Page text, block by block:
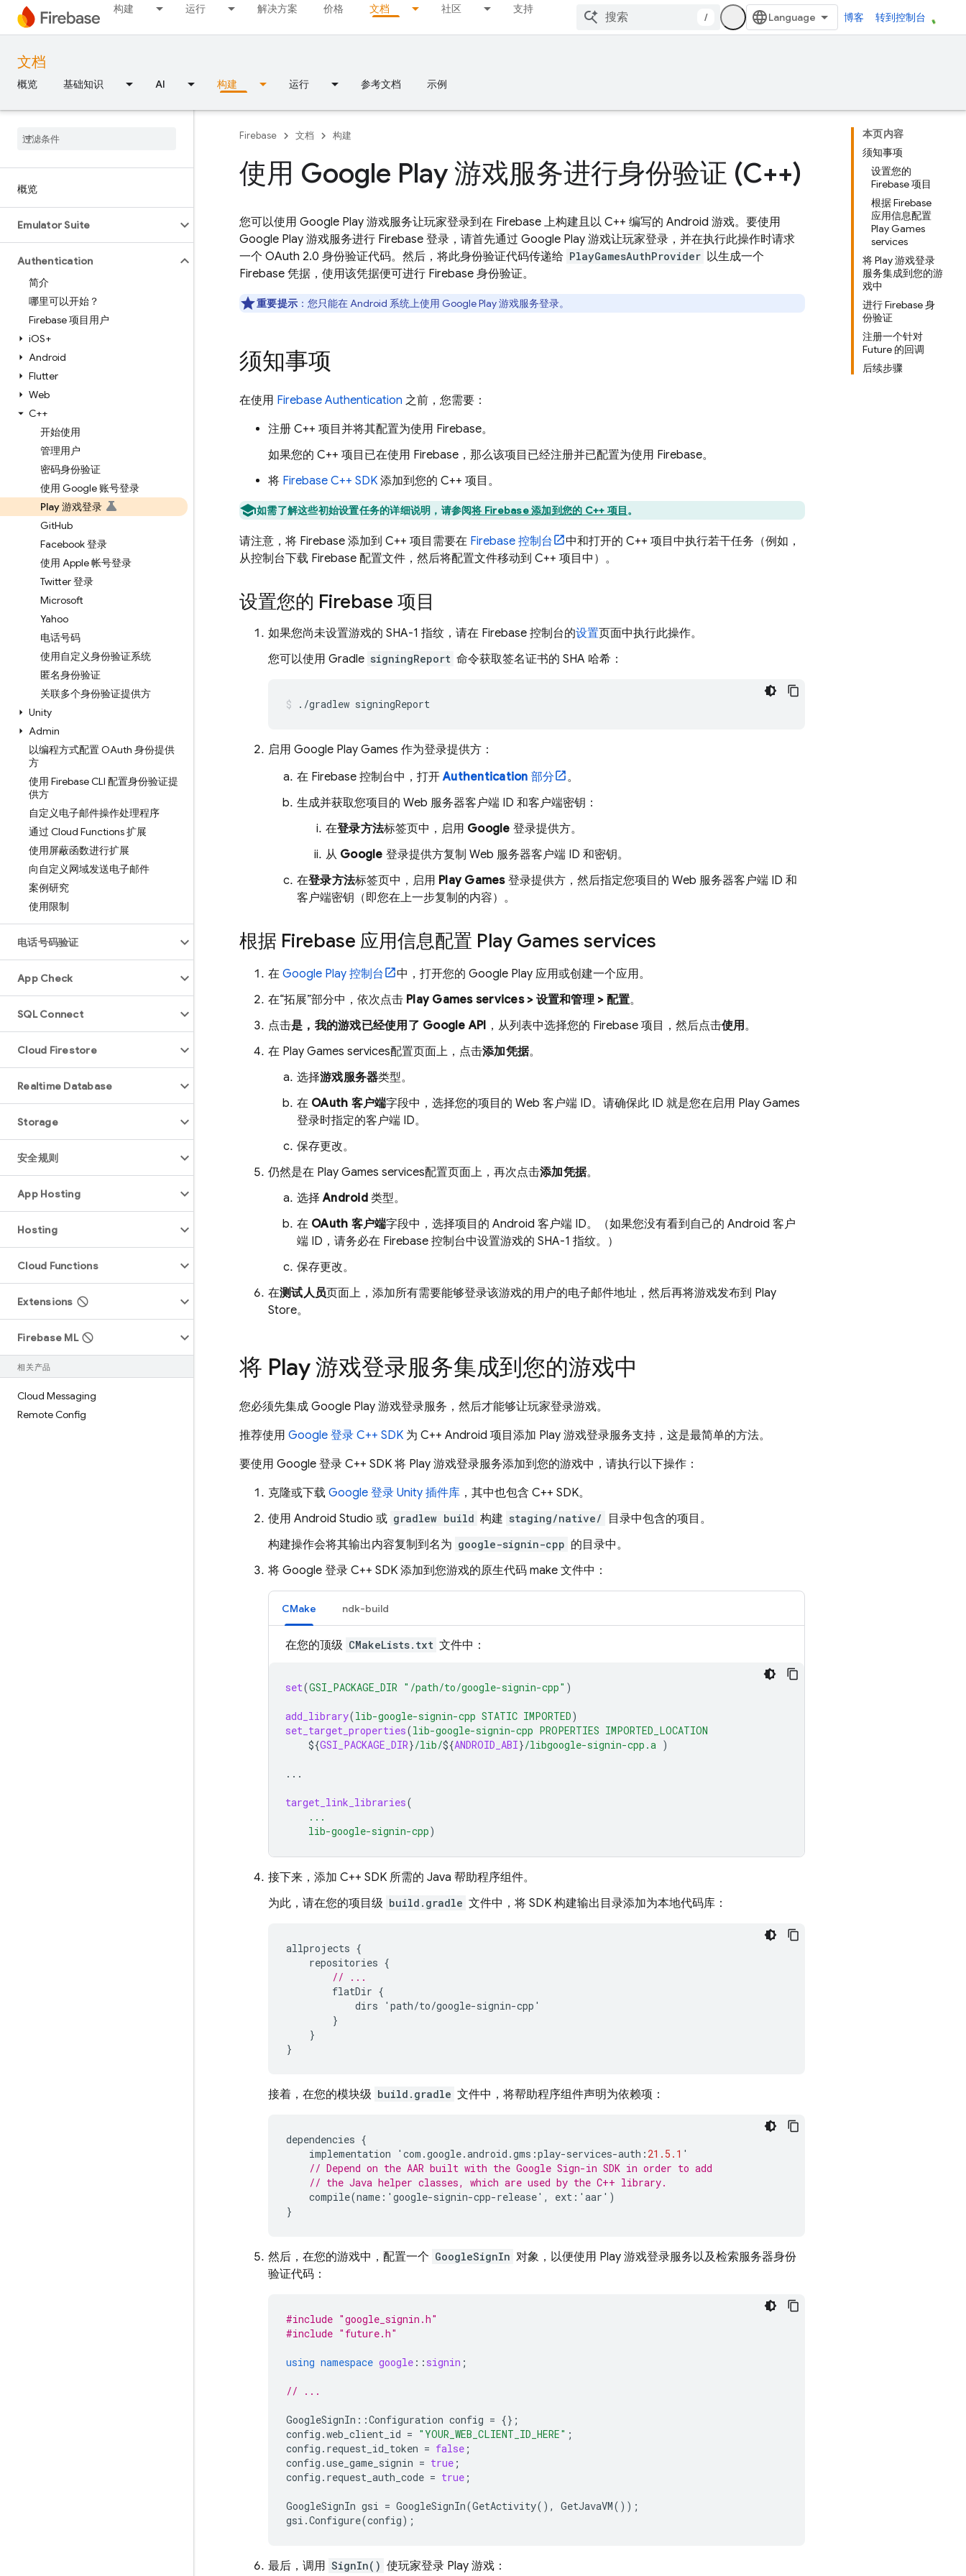
构建 运行 解决方案 价格 文档 社区 支持
/ 博客 转到控制台
文档
概览 基础知识 AI 构建 运行 参考文档 示例
概览
Emulator Suite
Authentication
简介
哪里可以开始？
Firebase 项目用户
iOS+
Android
Flutter
Web
C++
开始使用
管理用户
密码身份验证
使用 Google 账号登录
Play 游戏登录
GitHub
Facebook 登录
使用 Apple 帐号登录
Twitter 登录
Microsoft
Yahoo
电话号码
使用自定义身份验证系统
匿名身份验证
关联多个身份验证提供方
Unity
Admin
以编程方式配置 OAuth 身份提供
方
使用 Firebase CLI 配置身份验证提
供方
自定义电子邮件操作处理程序
通过 Cloud Functions 扩展
使用屏蔽函数进行扩展
向自定义网域发送电子邮件
案例研究
使用限制
电话号码验证
App Check
SQL Connect
Cloud Firestore
Realtime Database
Storage
安全规则
App Hosting
Hosting
Cloud Functions
Extensions
Firebase ML
相关产品
Cloud Messaging
Remote Config
本页内容
须知事项
设置您的
Firebase 项目
根据 Firebase
应用信息配置
Play Games
services
将 Play 游戏登录
服务集成到您的游
戏中
进行 Firebase 身
份验证
注册一个针对
Future 的回调
后续步骤
Firebase 文档 构建
使用 Google Play 游戏服务进行身份验证 (C++)
您可以使用 Google Play 游戏服务让玩家登录到在 Firebase 上构建且以 C++ 编写的 Android 游戏。要使用
Google Play 游戏服务进行 Firebase 登录，请首先通过 Google Play 游戏让玩家登录，并在执行此操作时请求
一个 OAuth 2.0 身份验证代码。然后，将此身份验证代码传递给 PlayGamesAuthProvider 以生成一个
Firebase 凭据，使用该凭据便可进行 Firebase 身份验证。
重要提示 ：您只能在 Android 系统上使用 Google Play 游戏服务登录。
须知事项
在使用 Firebase Authentication 之前，您需要：
注册 C++ 项目并将其配置为使用 Firebase。
如果您的 C++ 项目已在使用 Firebase，那么该项目已经注册并已配置为使用 Firebase。
将 Firebase C++ SDK 添加到您的 C++ 项目。
如需了解这些初始设置任务的详细说明，请参阅将 Firebase 添加到您的 C++ 项目。
请注意，将 Firebase 添加到 C++ 项目需要在 Firebase 控制台
中和打开的 C++ 项目中执行若干任务（例如，
从控制台下载 Firebase 配置文件，然后将配置文件移动到 C++ 项目中）。
设置您的 Firebase 项目
如果您尚未设置游戏的 SHA-1 指纹，请在 Firebase 控制台的设置页面中执行此操作。
您可以使用 Gradle signingReport 命令获取签名证书的 SHA 哈希：
./gradlew signingReport
启用 Google Play Games 作为登录提供方：
在 Firebase 控制台中，打开Authentication 部分
。
生成并获取您项目的 Web 服务器客户端 ID 和客户端密钥：
在登录方法标签页中，启用 Google 登录提供方。
从 Google 登录提供方复制 Web 服务器客户端 ID 和密钥。
在登录方法标签页中，启用 Play Games登录提供方，然后指定您项目的 Web 服务器客户端 ID 和
客户端密钥（即您在上一步复制的内容）。
根据 Firebase 应用信息配置 Play Games services
在 Google Play 控制台 中，打开您的 Google Play 应用或创建一个应用。
在“拓展”部分中，依次点击 Play Gamesservices> 设置和管理 > 配置。
点击是，我的游戏已经使用了 Google API ，从列表中选择您的 Firebase 项目，然后点击使用。
在 Play Games services配置页面上，点击添加凭据。
选择游戏服务器类型。
在 OAuth 客户端字段中，选择您的项目的 Web 客户端 ID。请确保此 ID 就是您在启用 Play Games
登录时指定的客户端 ID。
保存更改。
仍然是在 Play Games services配置页面上，再次点击添加凭据。
选择Android类型。
在 OAuth 客户端字段中，选择项目的 Android 客户端 ID。（如果您没有看到自己的 Android 客户
端 ID，请务必在 Firebase 控制台中设置游戏的 SHA-1 指纹。）
保存更改。
在测试人员页面上，添加所有需要能够登录该游戏的用户的电子邮件地址，然后再将游戏发布到 Play
Store。
将 Play 游戏登录服务集成到您的游戏中
您必须先集成 Google Play 游戏登录服务，然后才能够让玩家登录游戏。
推荐使用 Google 登录 C++ SDK 为 C++ Android 项目添加 Play 游戏登录服务支持，这是最简单的方法。
要使用 Google 登录 C++ SDK 将 Play 游戏登录服务添加到您的游戏中，请执行以下操作：
克隆或下载 Google 登录 Unity 插件库 ，其中也包含 C++ SDK。
使用 Android Studio 或 gradlew build 构建 staging/native/
目录中包含的项目。
构建操作会将其输出内容复制到名为 google-signin-cpp 的目录中。
将 Google 登录 C++ SDK 添加到您游戏的原生代码 make 文件中：
CMake ndk-build
在您的顶级 CMakeLists.txt 文件中：
set(GSI_PACKAGE_DIR "/path/to/google-signin-cpp" )
add_library(lib-google-signin-cpp STATIC IMPORTED)
set_target_properties(lib-google-signin-cpp PROPERTIES IMPORTED_LOCATION
${GSI_PACKAGE_DIR}/lib/${ANDROID_ABI}/libgoogle-signin-cpp.a )
...
target_link_libraries(
...
lib-google-signin-cpp)
接下来，添加 C++ SDK 所需的 Java 帮助程序组件。
为此，请在您的项目级 build.gradle 文件中，将 SDK 构建输出目录添加为本地代码库：
allprojects {
repositories {
// ...
flatDir {
dirs
' path/to/google-signin-cpp '
}
}
}
接着，在您的模块级 build.gradle 文件中，将帮助程序组件声明为依赖项：
dependencies {
implementation
' com .google.android .gms :play-services-auth : 21.5.1 '
// Depend on the AAR built with the Google Sign-in SDK in order to add
// the Java helper classes, which are used by the C++ library.
compile(name : ' google-signin-cpp-release' , ext : ' aar ' )
}
然后，在您的游戏中，配置一个 GoogleSignIn 对象，以便使用 Play 游戏登录服务以及检索服务器身份
验证代码：
#include "google_signin.h"
#include "future.h"
using namespace google :: signin ;
// ...
GoogleSignIn ::Configuration config = {};
config .web_client_id = "YOUR_WEB_CLIENT_ID_HERE" ;
config . request_id_token = false ;
config .use_game_signin = true ;
config . request_auth_code = true ;
GoogleSignIn gsi = GoogleSignIn(GetActivity(), GetJavaVM());
gsi .Configure(config);
最后，调用 SignIn() 使玩家登录 Play 游戏：